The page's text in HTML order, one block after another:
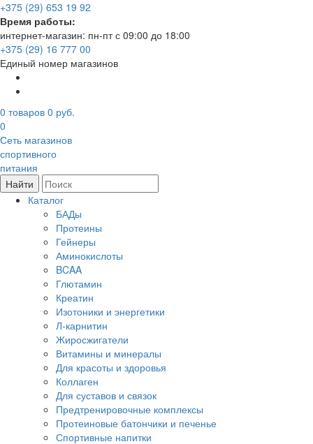
+375 (29) 653 19 92
Время работы:
интернет-магазин: пн-пт с 09:00 до 18:00
+375 (29) 16 777 00
Единый номер магазинов
0 товаров 0 руб.
0
Сеть магазинов
спортивного
питания
Найти
Каталог
БАДы
Протеины
Гейнеры
Аминокислоты
BCAA
Глютамин
Креатин
Изотоники и энергетики
Л-карнитин
Жиросжигатели
Витамины и минералы
Для красоты и здоровья
Коллаген
Для суставов и связок
Предтренировочные комплексы
Протеиновые батончики и печенье
Спортивные напитки